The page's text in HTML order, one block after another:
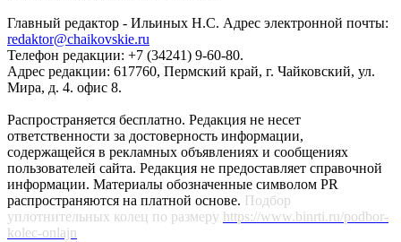
Главный редактор - Ильиных Н.С. Адрес электронной почты:
redaktor@chaikovskie.ru
Телефон редакции: +7 (34241) 9-60-80.
Адрес редакции: 617760, Пермский край, г. Чайковский, ул.
Мира, д. 4. офис 8.
Распространяется бесплатно. Редакция не несет
ответственности за достоверность информации,
содержащейся в рекламных объявлениях и сообщениях
пользователей сайта. Редакция не предоставляет справочной
информации. Материалы обозначенные символом PR
распространяются на платной основе. Подбор
уплотнительных колец по размеру https://www.binrti.ru/podbor-
kolec-onlajn